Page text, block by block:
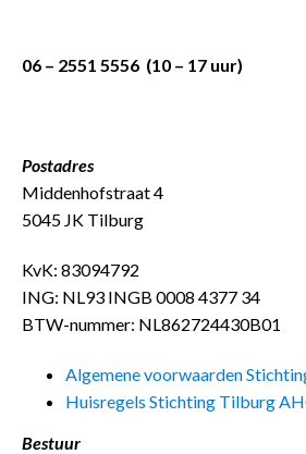
06 – 2551 5556 (10 – 17 uur)
Postadres
Middenhofstraat 4
5045 JK Tilburg
KvK: 83094792
ING: NL93 INGB 0008 4377 34
BTW-nummer: NL862724430B01
Algemene voorwaarden
Huisregels Stichting Tilburg
Bestuur